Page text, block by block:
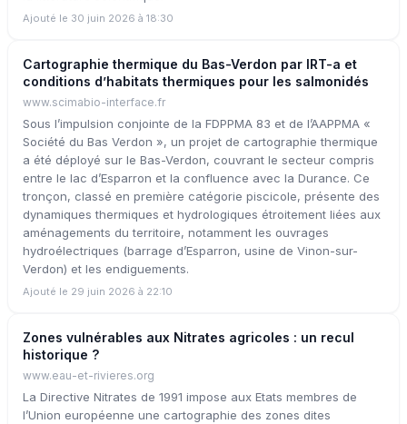
Ajouté le 30 juin 2026 à 18:30
Cartographie thermique du Bas-Verdon par IRT-a et
conditions d’habitats thermiques pour les salmonidés
www.scimabio-interface.fr
Sous l’impulsion conjointe de la FDPPMA 83 et de l’AAPPMA «
Société du Bas Verdon », un projet de cartographie thermique
a été déployé sur le Bas-Verdon, couvrant le secteur compris
entre le lac d’Esparron et la confluence avec la Durance. Ce
tronçon, classé en première catégorie piscicole, présente des
dynamiques thermiques et hydrologiques étroitement liées aux
aménagements du territoire, notamment les ouvrages
hydroélectriques (barrage d’Esparron, usine de Vinon-sur-
Verdon) et les endiguements.
Ajouté le 29 juin 2026 à 22:10
Zones vulnérables aux Nitrates agricoles : un recul
historique ?
www.eau-et-rivieres.org
La Directive Nitrates de 1991 impose aux Etats membres de
l’Union européenne une cartographie des zones dites